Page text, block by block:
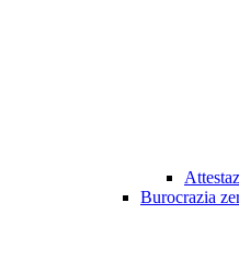
Burocrazia